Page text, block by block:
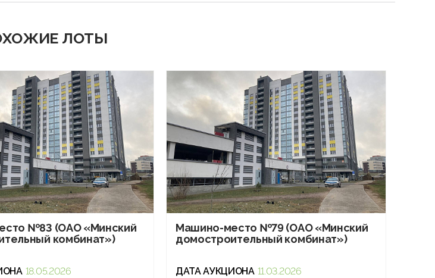
ЛОТЫ
№83 (ОАО «Минский
комбинат»)
18.05.2026
Машино-место №79 (ОАО «Минский
домостроительный комбинат»)
ДАТА АУКЦИОНА 11.03.2026